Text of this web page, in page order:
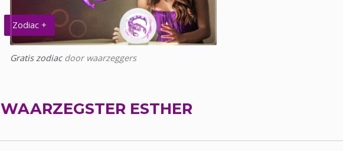
Zodiac +
Gratis zodiacdoor waarzeggers
WAARZEGSTER ESTHER